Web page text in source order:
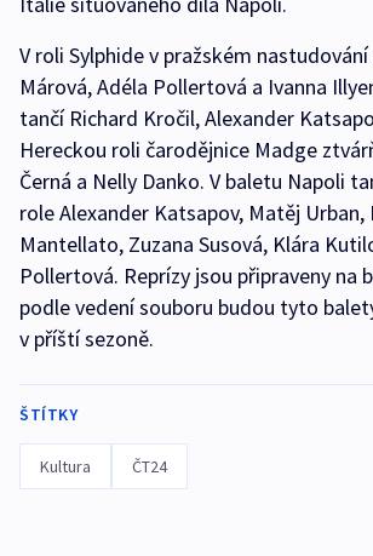
V roli Sylphide v pražském
Márová, Adéla Pollertová a Ivanna
tančí Richard Kročil, Alexander
Hereckou roli čarodějnice Madge
Černá a Nelly Danko. V baletu Napoli
role Alexander Katsapov, Matěj
Mantellato, Zuzana Susová, Klára
Pollertová. Reprízy jsou připraveny na
podle vedení souboru budou tyto
v příští sezoně.
ŠTÍTKY
Kultura ČT24